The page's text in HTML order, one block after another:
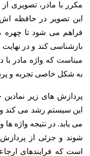
مکرر با مادر، تصویری
این تصویر در حافظه
فراهم می شود تا چهره
بازشناسی کند و در نهایت
مبناست که واژه مادر با
به شکل خاصی تجربه و
پردازش های زیر نمادین
این سیستم رشد می کند و
می یابد. در نتیجه واژه
شوند و جزئی از
است که فرایندهای